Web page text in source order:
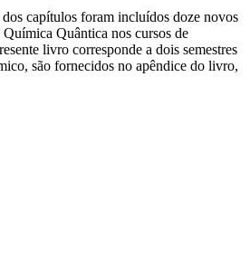
capítulos foram incluídos doze novos
Quântica nos cursos de
livro corresponde a dois semestres
são fornecidos no apêndice do livro,